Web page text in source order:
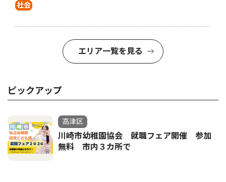
社会
エリア一覧を見る
ピックアップ
高津区
川崎市幼稚園協会 就職フェア開催 参加
無料 市内３カ所で